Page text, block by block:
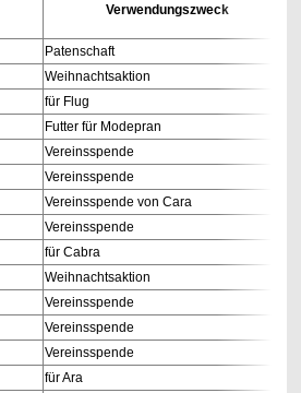
Verwendungszweck
Patenschaft
Weihnachtsaktion
für Flug
Futter für Modepran
Vereinsspende
Vereinsspende
Vereinsspende von Cara
Vereinsspende
für Cabra
Weihnachtsaktion
Vereinsspende
Vereinsspende
Vereinsspende
für Ara